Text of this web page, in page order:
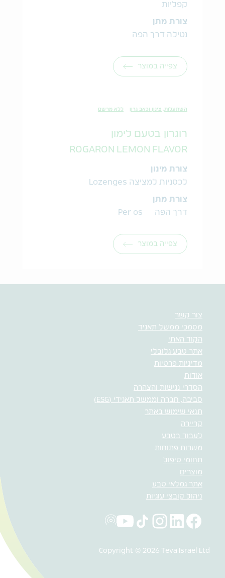
קפליות
צורת מתן
נטילה דרך הפה
צפייה במוצר
השתעלות, צינון וכאב גרון ללא מרשם
רוגרון בטעם לימון
ROGARON LEMON FLAVOR
צורת מינון
לכסניות למציצה Lozenges
צורת מתן
דרך הפה Per os
צפייה במוצר
צור קשר
מסמכי ממשל תאגיד
הקוד האתי
אתר טבע גלובלי
מדיניות פרטיות
אודות
הסדרי נגישות והצהרה
סביבה, חברה וממשל תאגידי (ESG)
תנאי שימוש באתר
קריירה
לעבוד בטבע
משרות פתוחות
תחומי טיפול
מוצרים
אתר גמלאי טבע
ניהול קובצי עוגיות
Copyright © 2026 Teva Israel Ltd